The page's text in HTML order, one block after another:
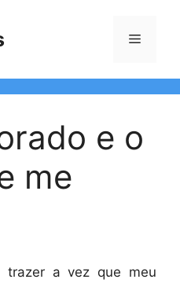
Menu
e o
me
trazer a vez que meu